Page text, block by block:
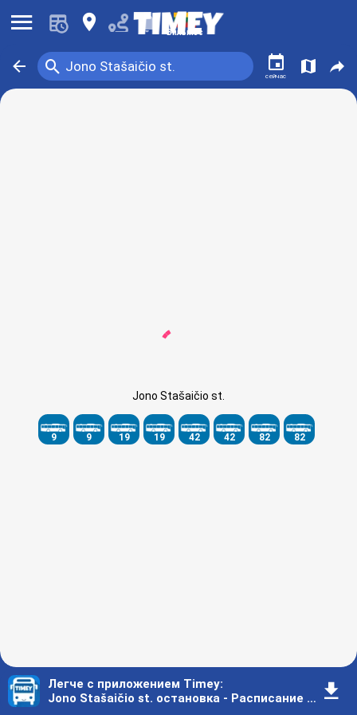
󰍜 󰍎 󰂚 Вильнюс
󰁍 Jono Stašaičio st.
󰍉 󰃭
сейчас
󰍍 󰒖
Jono Stašaičio st.
9 9 19 19 42 42 82 82
Легче с приложением Timey:
Jono Stašaičio st. остановка - Расписание - Вильнюс
󰇚